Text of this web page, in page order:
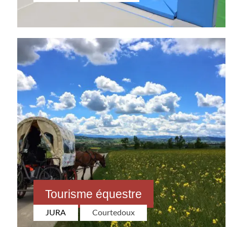
Tourisme équestre
JURA Courtedoux